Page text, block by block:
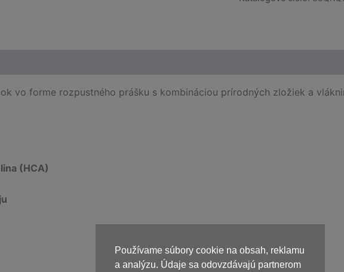
Používame súbory cookie na obsah, reklamu
a analýzu. Údaje sa odovzdávajú partnerom
vo forme rozpustného prášku s kombináciou prírodných zložiek a
(HCA)